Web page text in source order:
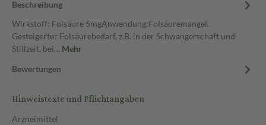
Beschreibung
Wirkstoff: Folsäure 5mgAnwendung:Folsäuremangel.
Gesteigerter Folsäurebedarf, z.B. in der Schwangerschaft und
Stillzeit, bei… Mehr
Bewertungen
Hinweistexte und Pflichtangaben
Arzneimittel